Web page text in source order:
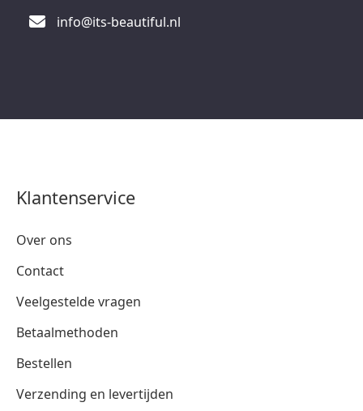
info@its-beautiful.nl
Klantenservice
Over ons
Contact
Veelgestelde vragen
Betaalmethoden
Bestellen
Verzending en levertijden